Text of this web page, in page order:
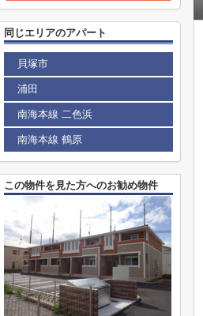
同じエリアのアパート
貝塚市
浦田
南海本線 二色浜
南海本線 鶴原
この物件を見た方へのお勧め物件